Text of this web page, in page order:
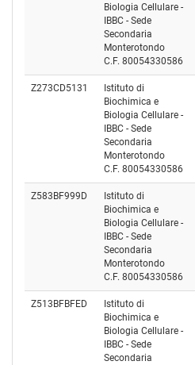
Biologia Cellulare -
IBBC - Sede
Secondaria
Monterotondo
C.F. 80054330586
Z273CD5131
Istituto di
Biochimica e
Biologia Cellulare -
IBBC - Sede
Secondaria
Monterotondo
C.F. 80054330586
Z583BF999D
Istituto di
Biochimica e
Biologia Cellulare -
IBBC - Sede
Secondaria
Monterotondo
C.F. 80054330586
Z513BFBFED
Istituto di
Biochimica e
Biologia Cellulare -
IBBC - Sede
Secondaria